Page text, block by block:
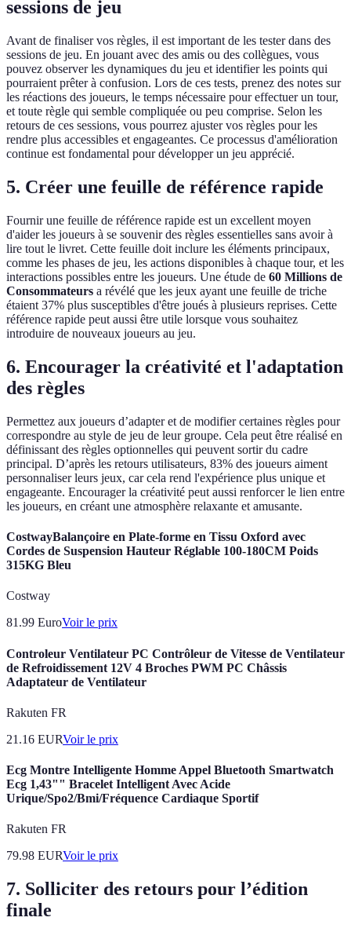
sessions de jeu
Avant de finaliser vos règles, il est important de les tester dans des
sessions de jeu. En jouant avec des amis ou des collègues, vous
pouvez observer les dynamiques du jeu et identifier les points qui
pourraient prêter à confusion. Lors de ces tests, prenez des notes sur
les réactions des joueurs, le temps nécessaire pour effectuer un tour,
et toute règle qui semble compliquée ou peu comprise. Selon les
retours de ces sessions, vous pourrez ajuster vos règles pour les
rendre plus accessibles et engageantes. Ce processus d'amélioration
continue est fondamental pour développer un jeu apprécié.
5. Créer une feuille de référence rapide
Fournir une feuille de référence rapide est un excellent moyen
d'aider les joueurs à se souvenir des règles essentielles sans avoir à
lire tout le livret. Cette feuille doit inclure les éléments principaux,
comme les phases de jeu, les actions disponibles à chaque tour, et les
interactions possibles entre les joueurs. Une étude de 60 Millions de
Consommateurs a révélé que les jeux ayant une feuille de triche
étaient 37% plus susceptibles d'être joués à plusieurs reprises. Cette
référence rapide peut aussi être utile lorsque vous souhaitez
introduire de nouveaux joueurs au jeu.
6. Encourager la créativité et l'adaptation
des règles
Permettez aux joueurs d’adapter et de modifier certaines règles pour
correspondre au style de jeu de leur groupe. Cela peut être réalisé en
définissant des règles optionnelles qui peuvent sortir du cadre
principal. D’après les retours utilisateurs, 83% des joueurs aiment
personnaliser leurs jeux, car cela rend l'expérience plus unique et
engageante. Encourager la créativité peut aussi renforcer le lien entre
les joueurs, en créant une atmosphère relaxante et amusante.
CostwayBalançoire en Plate-forme en Tissu Oxford avec
Cordes de Suspension Hauteur Réglable 100-180CM Poids
315KG Bleu
Costway
81.99 EuroVoir le prix
Controleur Ventilateur PC Contrôleur de Vitesse de Ventilateur
de Refroidissement 12V 4 Broches PWM PC Châssis
Adaptateur de Ventilateur
Rakuten FR
21.16 EURVoir le prix
Ecg Montre Intelligente Homme Appel Bluetooth Smartwatch
Ecg 1,43"" Bracelet Intelligent Avec Acide
Urique/Spo2/Bmi/Fréquence Cardiaque Sportif
Rakuten FR
79.98 EURVoir le prix
7. Solliciter des retours pour l’édition
finale